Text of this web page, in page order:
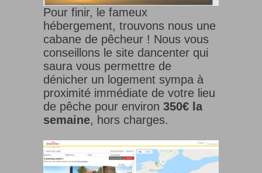
Pour finir, le fameux
hébergement, trouvons nous une
cabane de pêcheur ! Nous vous
conseillons le site dancenter qui
saura vous permettre de
dénicher un logement sympa à
proximité immédiate de votre lieu
de pêche pour environ 350€ la
semaine, hors charges.